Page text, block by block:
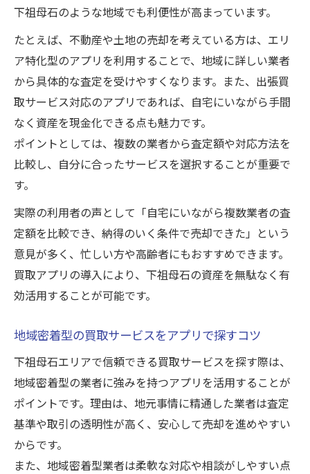
買取アプリの便利な機能とその活かし方
アプリ選びで失敗しない買取の秘訣とは
買取アプリ選びで重視すべき安全性の基準
失敗しないための買取アプリ比較の視点
実際に使ってわかった買取アプリの落とし
穴
買取アプリ利用時の口コミ活用法
信頼できる買取アプリの見分け方ガイド
買取アプリで土地も不用品も手軽に売却を
実現
アプリを使った不動産買取の流れとコツ
不要品の買取申込をアプリで効率化する方
土地の査定もアプリでスピーディに依頼可
買取アプリで複数品目をまとめて売却する
利点
下祖母石の資産活用を助ける買取アプリ徹底比
較
各買取アプリの特徴を比較して最適選択を
下祖母石のような地域でも利便性が高まっています。
たとえば、不動産や土地の売却を考えている方は、エリ
ア特化型のアプリを利用することで、地域に詳しい業者
から具体的な査定を受けやすくなります。また、出張買
取サービス対応のアプリであれば、自宅にいながら手間
なく資産を現金化できる点も魅力です。
ポイントとしては、複数の業者から査定額や対応方法を
比較し、自分に合ったサービスを選択することが重要で
す。
実際の利用者の声として「自宅にいながら複数業者の査
定額を比較でき、納得のいく条件で売却できた」という
意見が多く、忙しい方や高齢者にもおすすめできます。
買取アプリの導入により、下祖母石の資産を無駄なく有
効活用することが可能です。
地域密着型の買取サービスをアプリで探すコツ
下祖母石エリアで信頼できる買取サービスを探す際は、
地域密着型の業者に強みを持つアプリを活用することが
ポイントです。理由は、地元事情に精通した業者は査定
基準や取引の透明性が高く、安心して売却を進めやすい
からです。
また、地域密着型業者は柔軟な対応や相談がしやすい点